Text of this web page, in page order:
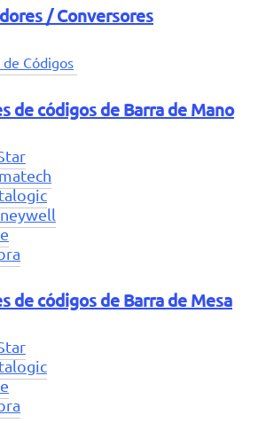
/ Conversores
Códigos
de códigos de Barra de Mano
de códigos de Barra de Mesa